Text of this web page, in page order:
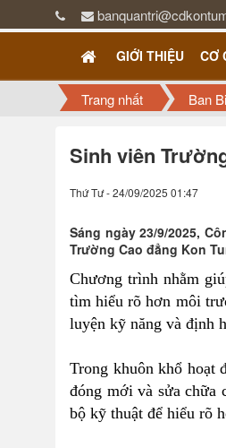
GIỚI THIỆU CƠ
Trang nhất Ban
Sinh viên
Thứ Tư - 24/09/2025 01:47
Sáng ngày 23/9/2025,
Trường Cao đẳng Kon
Chương trình nhằm
tìm hiểu rõ hơn môi
luyện kỹ năng và định
Trong khuôn khổ hoạt
đóng mới và sửa chữa
bộ kỹ thuật để hiểu rõ